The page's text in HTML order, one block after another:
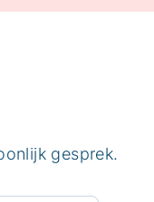
gesprek.